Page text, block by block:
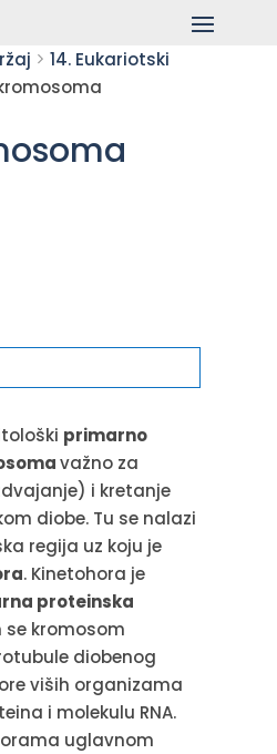
14. Eukariotski
primarno
važno za
i kretanje
diobe. Tu se nalazi
regija uz koju je
. Kinetohora je
proteinska
se kromosom
diobenog
viših organizama
i molekulu RNA.
uglavnom